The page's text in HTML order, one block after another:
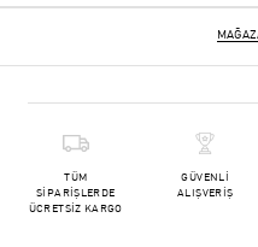
TÜM
SİPARİŞLERDE
ÜCRETSİZ KARGO
GÜVENLİ
ALIŞVERİŞ